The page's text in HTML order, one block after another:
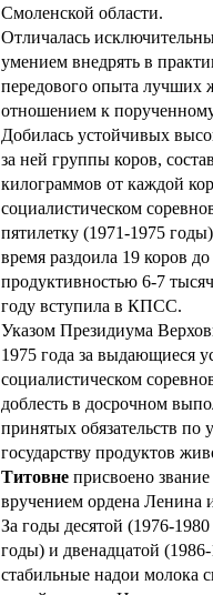
Смоленской области.
Отличалась
умением внедрять в
передового опыта лучших
отношением к
Добилась устойчивых
за ней группы коров,
килограммов от каждой
социалистическом
пятилетку (1971-1975
время раздоила 19 коров
продуктивностью 6-7
году вступила в КПСС.
Указом Президиума
1975 года за выдающиеся
социалистическом
доблесть в досрочном
принятых обязательств
государству продуктов
Титовне присвоено
вручением ордена Ленина
За годы десятой (1976-
годы) и двенадцатой
стабильные надои молока